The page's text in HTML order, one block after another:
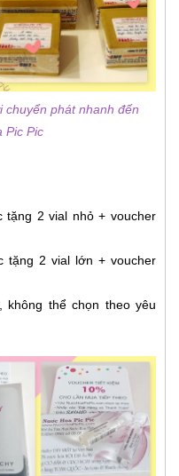
phát nhanh đến
Pic Pic
2 vial nhỏ + voucher
tặng 2 vial lớn + voucher
không thể chọn theo yêu